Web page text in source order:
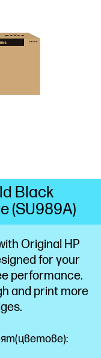
Original HP
for your
performance.
and print more
Black
(SU989A)